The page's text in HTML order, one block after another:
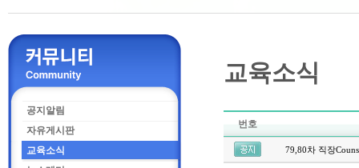
공지알림
자유게시판
교육소식
교육소식
번호
79,80차 직장